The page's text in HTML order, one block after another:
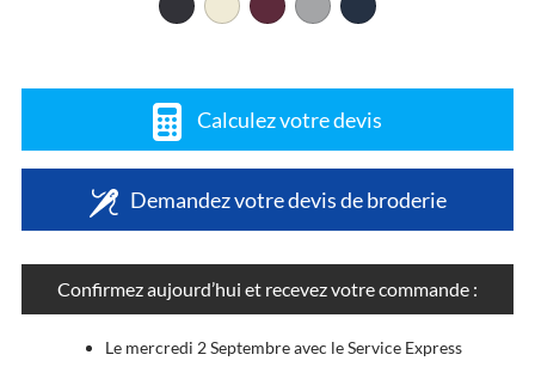
Calculez votre devis
Demandez votre devis de broderie
Confirmez aujourd’hui et recevez votre commande :
Le mercredi 2 Septembre avec le Service Express